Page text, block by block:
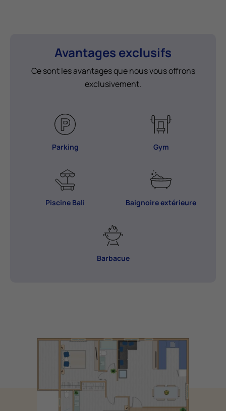
Avantages exclusifs
Ce sont les avantages que nous vous offrons
exclusivement.
Parking Gym
Piscine Bali Baignoire extérieure
Barbacue